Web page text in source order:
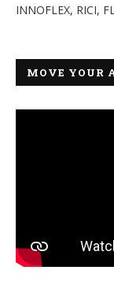
INNOFLEX, RICI,
MOVE YOUR